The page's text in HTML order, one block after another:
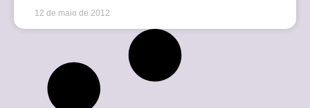
12 de maio de 2012